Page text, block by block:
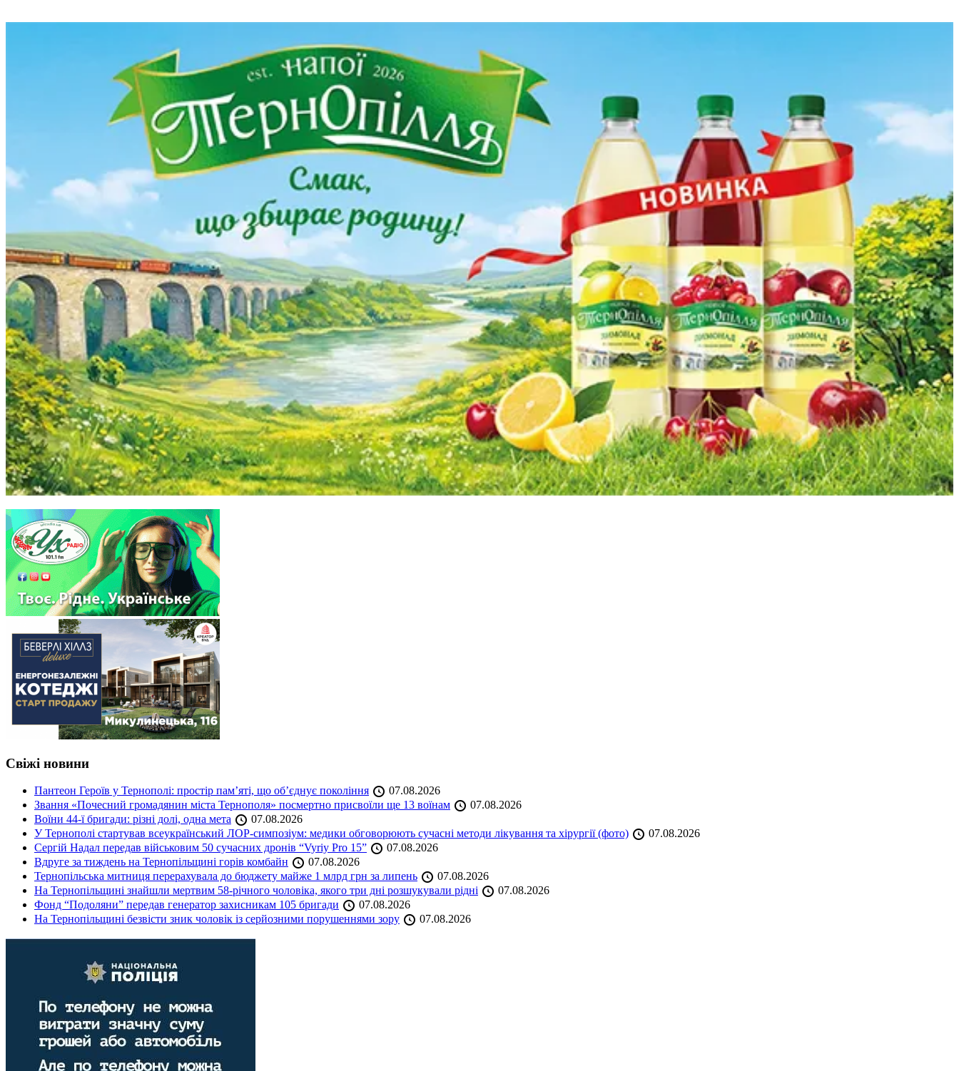
Свіжі новини
Пантеон Героїв у Тернополі: простір пам’яті, що об’єднує покоління
07.08.2026
Звання «Почесний громадянин міста Тернополя» посмертно присвоїли ще 13 воїнам
07.08.2026
Воїни 44-ї бригади: різні долі, одна мета
07.08.2026
У Тернополі стартував всеукраїнський ЛОР-симпозіум: медики обговорюють сучасні методи лікування та хірургії (фото)
07.08.2026
Сергій Надал передав військовим 50 сучасних дронів “Vyriy Pro 15”
07.08.2026
Вдруге за тиждень на Тернопільщині горів комбайн
07.08.2026
Тернопільська митниця перерахувала до бюджету майже 1 млрд грн за липень
07.08.2026
На Тернопільщині знайшли мертвим 58-річного чоловіка, якого три дні розшукували рідні
07.08.2026
Фонд “Подоляни” передав генератор захисникам 105 бригади
07.08.2026
На Тернопільщині безвісти зник чоловік із серйозними порушеннями зору
07.08.2026